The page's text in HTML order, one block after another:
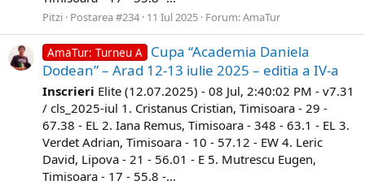
Pitzi Postarea #234 11 Iul 2025 Forum:AmaTur
AmaTur: Turneu A Cupa “Academia Daniela
Dodean” – Arad 12-13 iulie 2025 – editia a IV-a
Inscrieri Elite (12.07.2025) - 08 Jul, 2:40:02 PM - v7.31
/ cls_2025-iul 1. Cristanus Cristian, Timisoara - 29 -
67.38 - EL 2. Iana Remus, Timisoara - 348 - 63.1 - EL 3.
Verdet Adrian, Timisoara - 10 - 57.12 - EW 4. Leric
David, Lipova - 21 - 56.01 - E 5. Mutrescu Eugen,
Timisoara - 17 - 55.8 -...